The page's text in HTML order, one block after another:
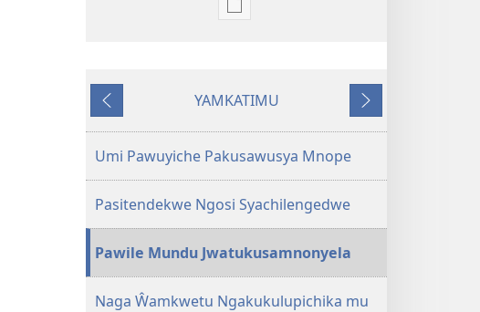
Asagule
SANJA
Ana
Wuli
Wakusosekwa?
Awujile
YAMKATIMU
Jakuyichisya
Umi Pawuyiche Pakusawusya Mnope
Pasitendekwe Ngosi Syachilengedwe
Pawile Mundu Jwatukusamnonyela
Naga Ŵamkwetu Ngakukulupichika mu